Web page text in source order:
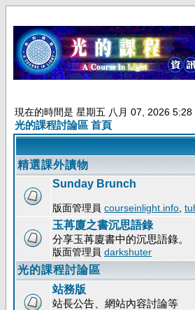
現在的時間是 星期五 八月 07, 2026 5:28
光的課程討論區 首頁
精選課外讀物
Sunday Brunch
版面管理員 courseinlight.info
玉苒廈之書沉思語錄
分享玉苒廈書中的沉思語錄。
版面管理員 darkshuter
光的課程討論區
站務版
站長公告、網站內容討論等